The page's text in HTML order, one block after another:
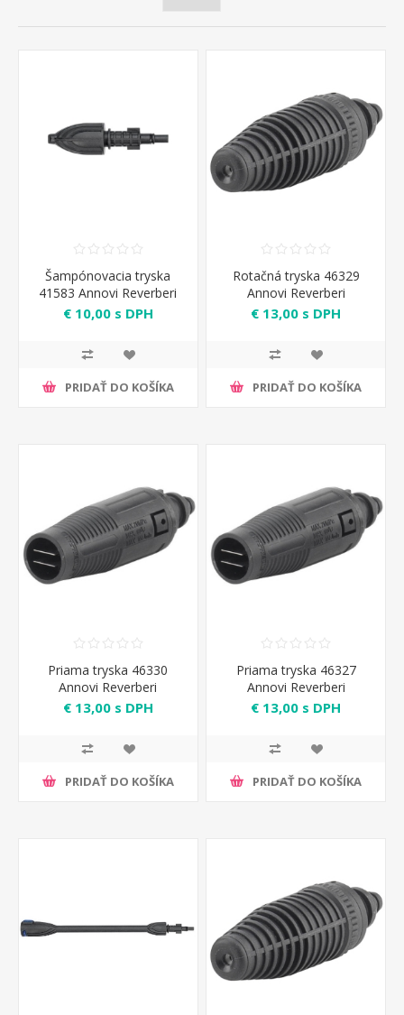
Šampónovacia tryska
41583 Annovi Reverberi
€ 10,00 s DPH
PRIDAŤ DO KOŠÍKA
Rotačná tryska 46329
Annovi Reverberi
€ 13,00 s DPH
PRIDAŤ DO KOŠÍKA
Priama tryska 46330
Annovi Reverberi
€ 13,00 s DPH
PRIDAŤ DO KOŠÍKA
Priama tryska 46327
Annovi Reverberi
€ 13,00 s DPH
PRIDAŤ DO KOŠÍKA